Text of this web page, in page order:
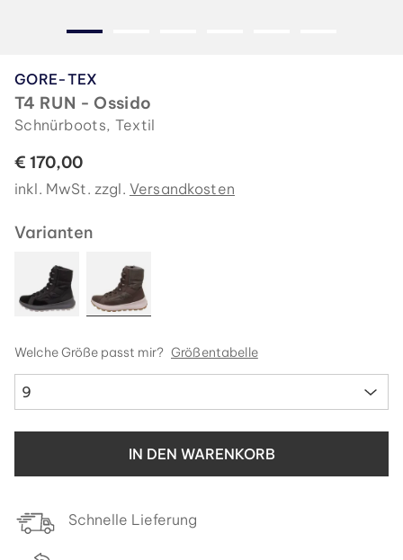
GORE-TEX
T4 RUN - Ossido
Schnürboots, Textil
€ 170,00
inkl. MwSt. zzgl. Versandkosten
Varianten
Welche Größe passt mir? Größentabelle
9
IN DEN WARENKORB
Schnelle Lieferung